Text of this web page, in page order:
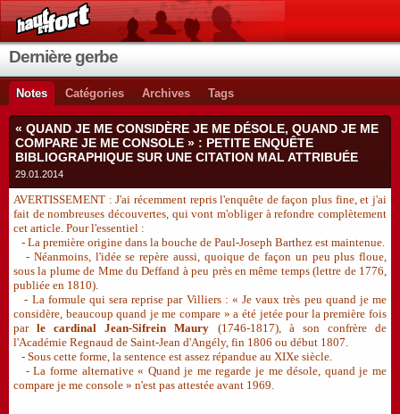
Dernière gerbe
Notes Catégories Archives Tags
« QUAND JE ME CONSIDÈRE JE ME DÉSOLE, QUAND JE ME
COMPARE JE ME CONSOLE » : PETITE ENQUÊTE
BIBLIOGRAPHIQUE SUR UNE CITATION MAL ATTRIBUÉE
29.01.2014
AVERTISSEMENT : J'ai récemment repris l'enquête de façon plus fine, et j'ai
fait de nombreuses découvertes, qui vont m'obliger à refondre complètement
cet article. Pour l'essentiel :
- La première origine dans la bouche de Paul-Joseph Barthez est maintenue.
- Néanmoins, l'idée se repère aussi, quoique de façon un peu plus floue,
sous la plume de Mme du Deffand à peu près en même temps (lettre de 1776,
publiée en 1810).
- La formule qui sera reprise par Villiers : « Je vaux très peu quand je me
considère, beaucoup quand je me compare » a été jetée pour la première fois
parle cardinal Jean-Sifrein Maury (1746-1817), à son confrère de
l'Académie Regnaud de Saint-Jean d'Angély, fin 1806 ou début 1807.
- Sous cette forme, la sentence est assez répandue au XIXe siècle.
- La forme alternative « Quand je me regarde je me désole, quand je me
compare je me console » n'est pas attestée avant 1969.